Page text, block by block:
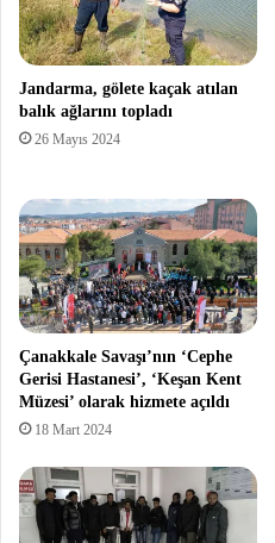
Jandarma, gölete kaçak atılan
balık ağlarını topladı
26 Mayıs 2024
Çanakkale Savaşı’nın ‘Cephe
Gerisi Hastanesi’, ‘Keşan Kent
Müzesi’ olarak hizmete açıldı
18 Mart 2024